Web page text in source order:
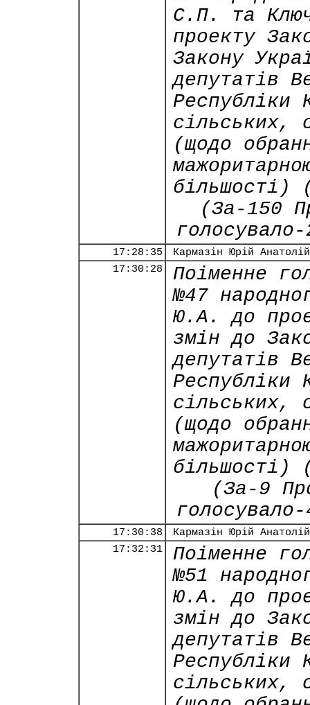
С.П. та
проекту
Закону
депутатів
Республіки
сільських,
(щодо
більшості)
(За-150
17:28:35
Кармазін Юрій
17:30:28
Поіменне
№47
Ю.А. до
змін до
депутатів
Республіки
сільських,
(щодо
більшості)
(За-9
17:30:38
Кармазін Юрій
17:32:31
Поіменне
№51
Ю.А. до
змін до
депутатів
Республіки
сільських,